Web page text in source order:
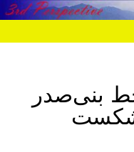
بنی‌صدر
شکست